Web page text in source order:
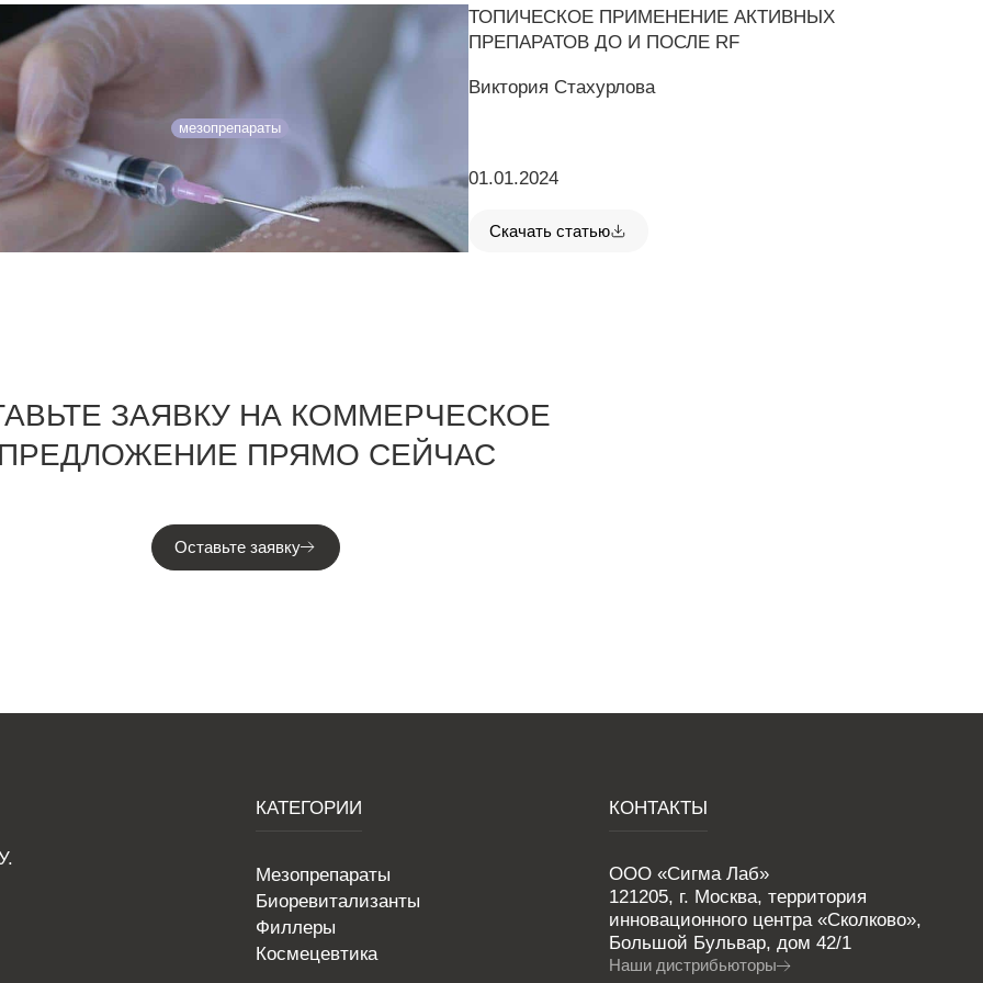
мезопрепараты
ТОПИЧЕСКОЕ ПРИМЕНЕНИЕ АКТИВНЫХ
ПРЕПАРАТОВ ДО И ПОСЛЕ RF
Виктория Стахурлова
01.01.2024
Скачать статью
ЗАЯВКУ НА КОММЕРЧЕСКОЕ
ПРЯМО СЕЙЧАС
Оставьте заявку
КАТЕГОРИИ
Мезопрепараты
Биоревитализанты
Филлеры
Космецевтика
КОНТАКТЫ
ООО «Сигма Лаб»
121205, г. Москва, территория
инновационного центра «Сколково»,
Большой Бульвар, дом 42/1
Наши дистрибьюторы